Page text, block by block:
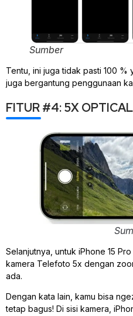
Sumber
Tentu, ini juga tidak pasti 100 %
juga bergantung penggunaan
FITUR #4: 5X
Selanjutnya, untuk iPhone 15
kamera Telefoto 5x dengan
ada.
Dengan kata lain, kamu bisa
tetap bagus! Di sisi kamera,